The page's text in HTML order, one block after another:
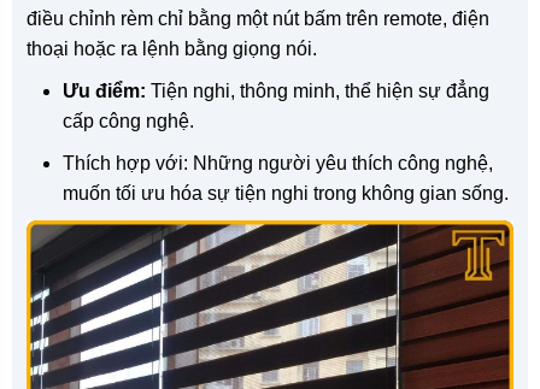
điều chỉnh rèm chỉ bằng một nút bấm trên remote, điện
thoại hoặc ra lệnh bằng giọng nói.
Ưu điểm: Tiện nghi, thông minh, thể hiện sự đẳng
cấp công nghệ.
Thích hợp với: Những người yêu thích công nghệ,
muốn tối ưu hóa sự tiện nghi trong không gian sống.